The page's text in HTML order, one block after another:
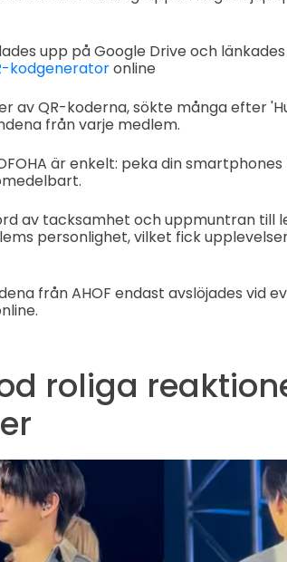
upp på Google Drive och
kodgeneratoronline
av QR-koderna, sökte många efter
från varje medlem.
är enkelt: peka din
av tacksamhet och uppmuntran till
personlighet, vilket fick
från AHOF endast avslöjades vid
roliga